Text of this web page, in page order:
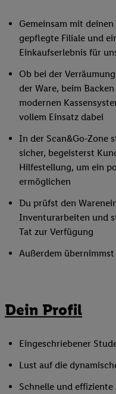
Gemeinsam mit
gepflegte Filiale und
Einkaufserlebnis für
Ob bei der
der Ware, beim
modernen
vollem Einsatz dabei
In der Scan&Go-Zone
sicher, begeisterst
Hilfestellung, um ein
ermöglichen
Du prüfst den
Inventurarbeiten und
Tat zur Verfügung
Außerdem
Dein Profil
Eingeschriebener
Lust auf die
Schnelle und